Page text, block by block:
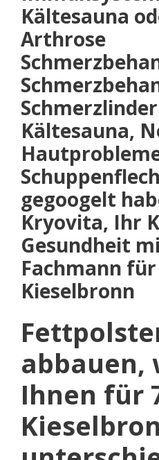
Kältesauna
Arthrose
Kältesauna,
gegoogelt
Kryovita, Ihr
Gesundheit
Fachmann
Kieselbronn
abbauen,
Ihnen für